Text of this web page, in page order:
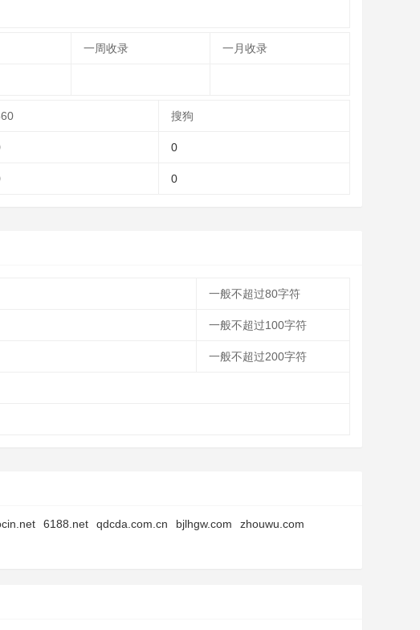
一周收录 一月收录
搜狗
0
0
一般不超过80字符
一般不超过100字符
一般不超过200字符
6188.net qdcda.com.cn bjlhgw.com
zhouwu.com